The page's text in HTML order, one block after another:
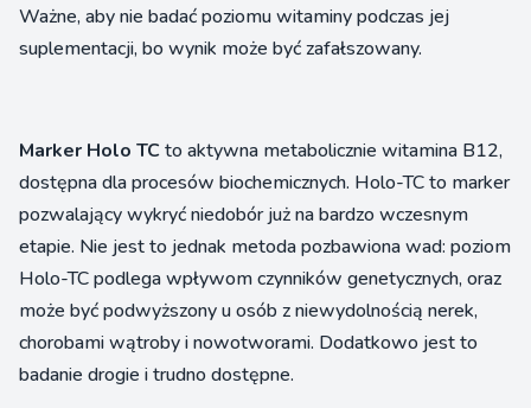
Ważne, aby nie badać poziomu witaminy podczas jej
suplementacji, bo wynik może być zafałszowany.
Marker Holo TCto aktywna metabolicznie witamina B12,
dostępna dla procesów biochemicznych. Holo-TC to marker
pozwalający wykryć niedobór już na bardzo wczesnym
etapie. Nie jest to jednak metoda pozbawiona wad: poziom
Holo-TC podlega wpływom czynników genetycznych, oraz
może być podwyższony u osób z niewydolnością nerek,
chorobami wątroby i nowotworami. Dodatkowo jest to
badanie drogie i trudno dostępne.